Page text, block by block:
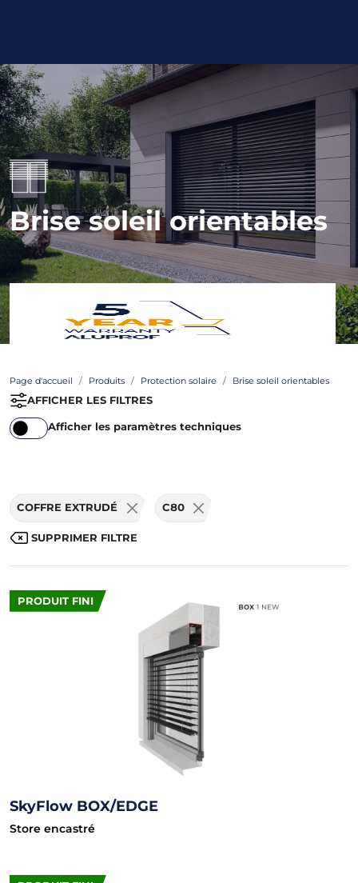
Brise soleil orientables
Page d'accueil Produits Protection solaire Brise soleil orientables
AFFICHER LES FILTRES
Afficher les paramètres techniques
COFFRE EXTRUDÉ C80
SUPPRIMER FILTRE
PRODUIT FINI
SkyFlow BOX/EDGE
Store encastré